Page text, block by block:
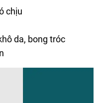
chịu
da, bong tróc